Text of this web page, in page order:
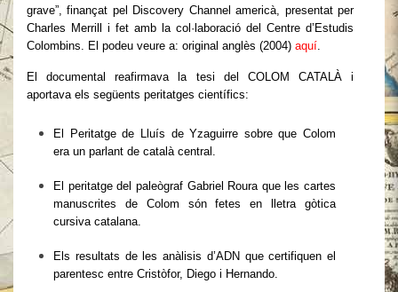
grave”, finançat pel Discovery Channel americà, presentat per
Charles Merrill i fet amb la col·laboració del Centre d’Estudis
Colombins. El podeu veure a: original anglès (2004) aquí.
El documental reafirmava la tesi del COLOM CATALÀ i
aportava els següents peritatges científics:
El Peritatge de Lluís de Yzaguirre sobre que Colom
era un parlant de català central.
El peritatge del paleògraf Gabriel Roura que les cartes
manuscrites de Colom són fetes en lletra gòtica
cursiva catalana.
Els resultats de les anàlisis d’ADN que certifiquen el
parentesc entre Cristòfor, Diego i Hernando.